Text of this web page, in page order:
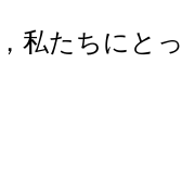
私たちにと